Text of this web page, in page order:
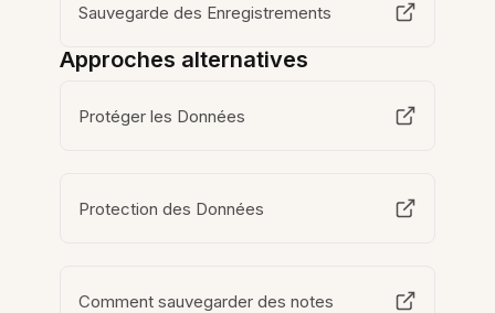
Sauvegarde des Enregistrements
Approches alternatives
Protéger les Données
Protection des Données
Comment sauvegarder des notes